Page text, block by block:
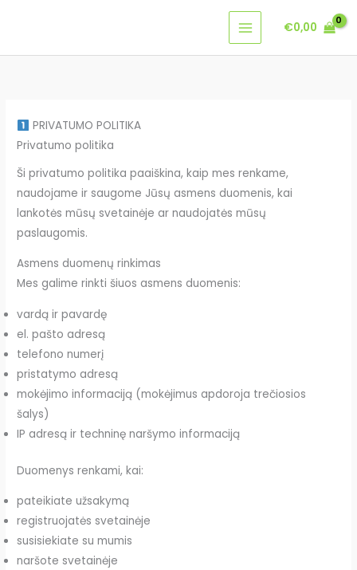
€0,00
PRIVATUMO POLITIKA
Privatumo politika
Ši privatumo politika paaiškina, kaip mes renkame,
naudojame ir saugome Jūsų asmens duomenis, kai
lankotės mūsų svetainėje ar naudojatės mūsų
paslaugomis.
Asmens duomenų rinkimas
Mes galime rinkti šiuos asmens duomenis:
vardą ir pavardę
el. pašto adresą
telefono numerį
pristatymo adresą
mokėjimo informaciją (mokėjimus apdoroja trečiosios
šalys)
IP adresą ir techninę naršymo informaciją
Duomenys renkami, kai:
pateikiate užsakymą
registruojatės svetainėje
susisiekiate su mumis
naršote svetainėje